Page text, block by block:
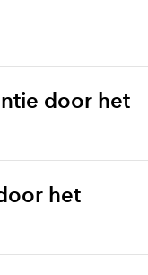
door het
het